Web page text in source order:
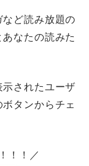
ど読み放題の
なたの読みた
されたユーザ
タンからチェ
！！／